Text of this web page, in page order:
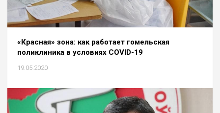
«Красная» зона: как работает гомельская
поликлиника в условиях СOVID-19
19.05.2020